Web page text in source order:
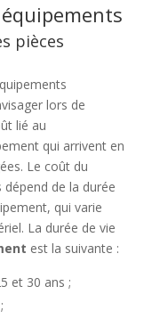
pièces
lors de
lié au
qui arrivent en
Le coût du
de la durée
qui varie
La durée de vie
est la suivante :
et 30 ans ;